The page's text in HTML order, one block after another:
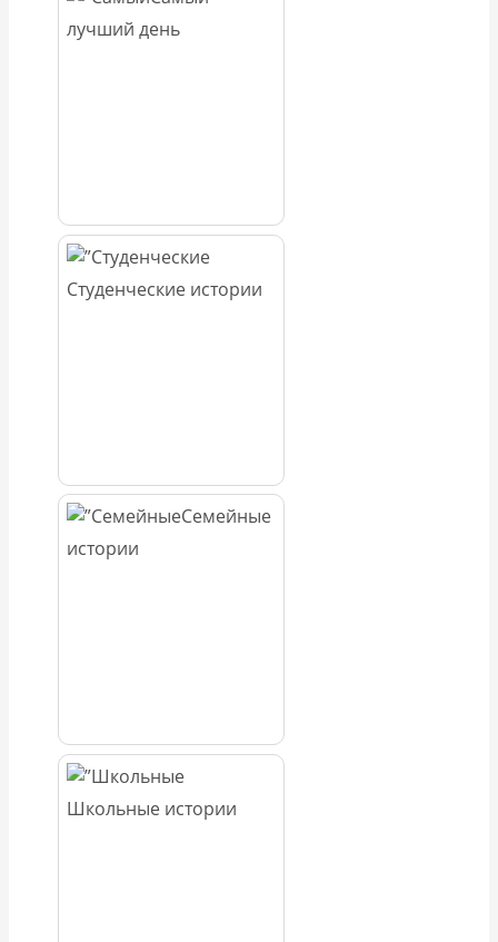
лучший день
Студенческие истории
Семейные
истории
Школьные истории